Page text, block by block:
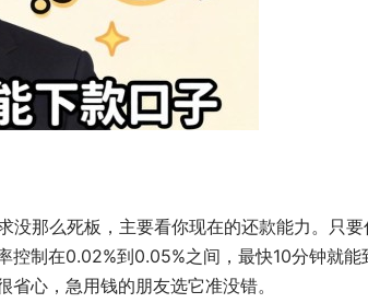
没那么死板，主要看你现在的还款能力。只要
制在0.02%到0.05%之间，最快10分钟就能
心，急用钱的朋友选它准没错。